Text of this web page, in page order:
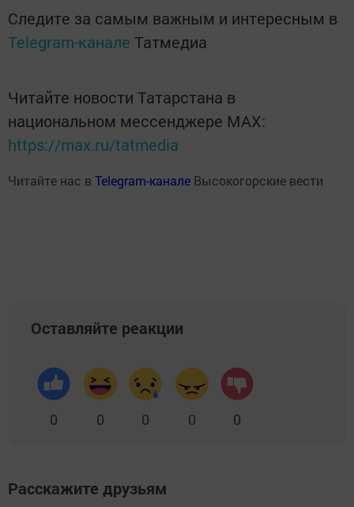
Следите за самым важным и интересным в
Telegram-канале Татмедиа
Читайте новости Татарстана в
национальном мессенджере MАХ:
https://max.ru/tatmedia
Читайте нас в Telegram-канале Высокогорские вести
Оставляйте реакции
0 0 0 0 0
Расскажите друзьям